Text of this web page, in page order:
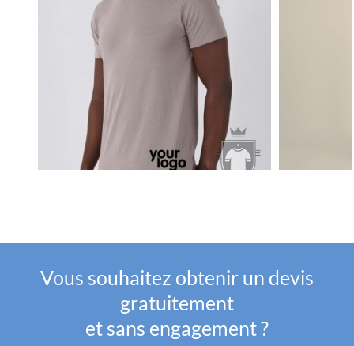
Vous souhaitez obtenir un devis
gratuitement
et sans engagement ?